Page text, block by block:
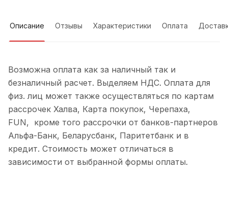
Описание Отзывы Характеристики Оплата
Возможна оплата как за наличный так и
безналичный расчет. Выделяем НДС. Оплата для
физ. лиц может также осуществляться по картам
рассрочек Халва, Карта покупок, Черепаха,
FUN, кроме того рассрочки от банков-партнеров
Альфа-Банк, Беларусбанк, Паритетбанк и в
кредит. Стоимость может отличаться в
зависимости от выбранной формы оплаты.